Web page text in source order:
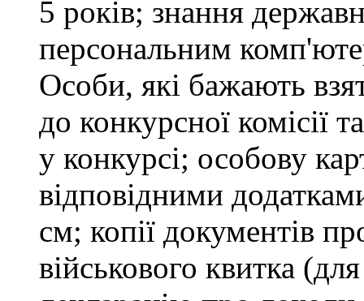
5 років; знання
персональним
Особи, які бажають
до конкурсної комісії
у конкурсі; особову
відповідними
см; копії документів
військового квитка